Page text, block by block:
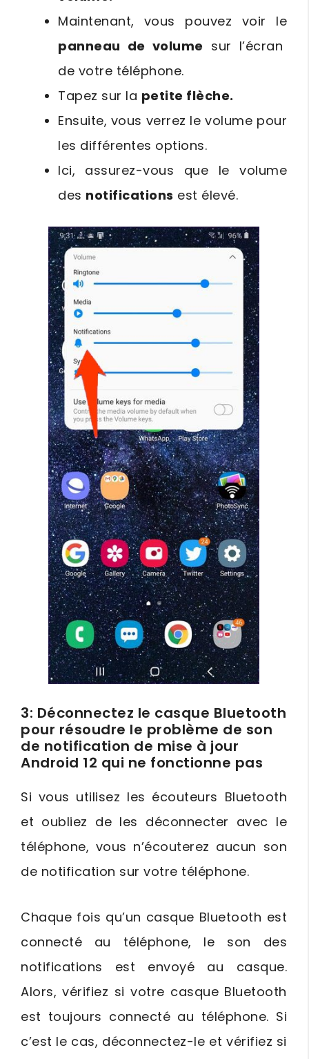
Maintenant, vous pouvez voir le
panneau de volume sur l’écran
de votre téléphone.
Tapez sur la petite flèche.
Ensuite, vous verrez le volume pour
les différentes options.
Ici, assurez-vous que le volume
des notifications est élevé.
3: Déconnectez le casque Bluetooth
pour résoudre le problème de son
de notification de mise à jour
Android 12 qui ne fonctionne pas
Si vous utilisez les écouteurs Bluetooth
et oubliez de les déconnecter avec le
téléphone, vous n’écouterez aucun son
de notification sur votre téléphone.
Chaque fois qu’un casque Bluetooth est
connecté au téléphone, le son des
notifications est envoyé au casque.
Alors, vérifiez si votre casque Bluetooth
est toujours connecté au téléphone. Si
c’est le cas, déconnectez-le et vérifiez si